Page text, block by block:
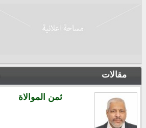
مقالات
ثمن الموالاة